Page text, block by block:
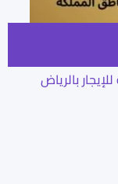
بالرياض